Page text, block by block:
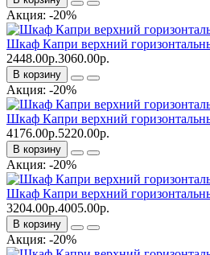
Акция: -20%
Шкаф Капри верхний
2448.00р.3060.00р.
В корзину
Акция: -20%
Шкаф Капри верхний
4176.00р.5220.00р.
В корзину
Акция: -20%
Шкаф Капри верхний
3204.00р.4005.00р.
В корзину
Акция: -20%